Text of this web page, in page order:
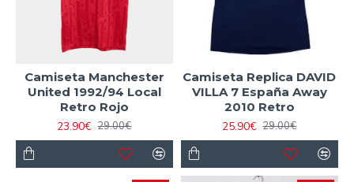
Camiseta Manchester
United 1992/94 Local
Retro Rojo
23.90€ 29.00€
Camiseta Replica DAVID
VILLA 7 España Away
2010 Retro
25.90€ 29.00€